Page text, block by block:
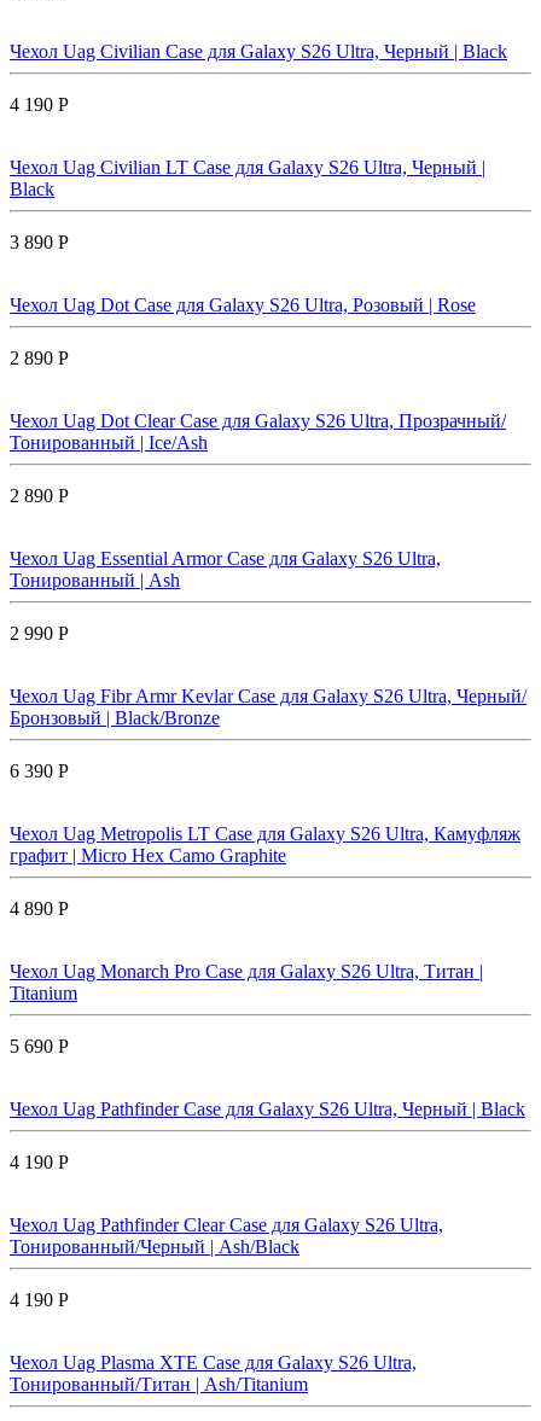
Чехол Uag Civilian Case для Galaxy S26 Ultra, Черный | Black
4 190 Р
Чехол Uag Civilian LT Case для Galaxy S26 Ultra, Черный |
Black
3 890 Р
Чехол Uag Dot Case для Galaxy S26 Ultra, Розовый | Rose
2 890 Р
Чехол Uag Dot Clear Case для Galaxy S26 Ultra, Прозрачный/
Тонированный | Ice/Ash
2 890 Р
Чехол Uag Essential Armor Case для Galaxy S26 Ultra,
Тонированный | Ash
2 990 Р
Чехол Uag Fibr Armr Kevlar Case для Galaxy S26 Ultra, Черный/
Бронзовый | Black/Bronze
6 390 Р
Чехол Uag Metropolis LT Case для Galaxy S26 Ultra, Камуфляж
графит | Micro Hex Camo Graphite
4 890 Р
Чехол Uag Monarch Pro Case для Galaxy S26 Ultra, Титан |
Titanium
5 690 Р
Чехол Uag Pathfinder Case для Galaxy S26 Ultra, Черный | Black
4 190 Р
Чехол Uag Pathfinder Clear Case для Galaxy S26 Ultra,
Тонированный/Черный | Ash/Black
4 190 Р
Чехол Uag Plasma XTE Case для Galaxy S26 Ultra,
Тонированный/Титан | Ash/Titanium